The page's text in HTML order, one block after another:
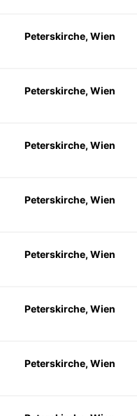
Peterskirche, Wien
Peterskirche, Wien
Peterskirche, Wien
Peterskirche, Wien
Peterskirche, Wien
Peterskirche, Wien
Peterskirche, Wien